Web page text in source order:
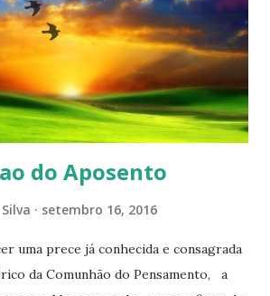
do Aposento
setembro 16, 2016
uma prece já conhecida e consagrada
da Comunhão do Pensamento, a